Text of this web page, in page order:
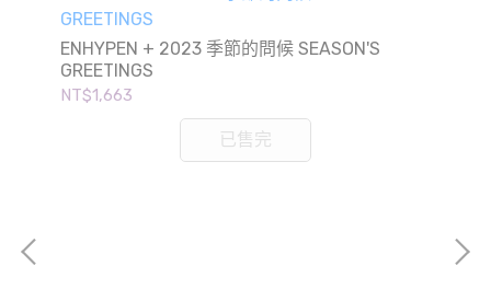
ENHYPEN + 2023 季節的問候 SEASON'S
GREETINGS
NT$1,663
已售完